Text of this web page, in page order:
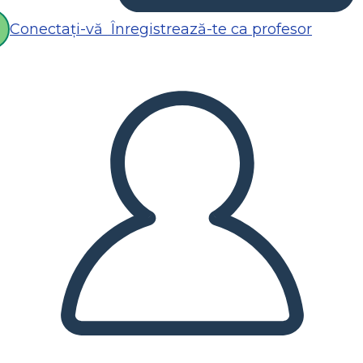
Conectați-vă Înregistrează-te ca profesor